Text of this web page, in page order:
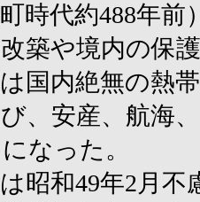
時代約488年
築や境内の保
国内絶無の熱
、安産、航海
なった。
昭和49年2月